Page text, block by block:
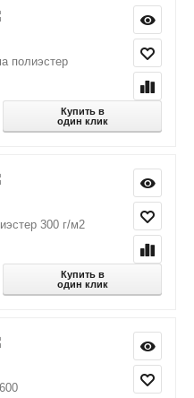
полиэстер
Купить в
один клик
300 г/м2
Купить в
один клик